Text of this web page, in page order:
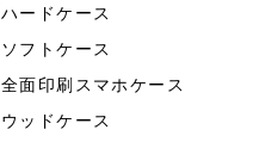
ハードケース
ソフトケース
全面印刷スマホケース
ウッドケース